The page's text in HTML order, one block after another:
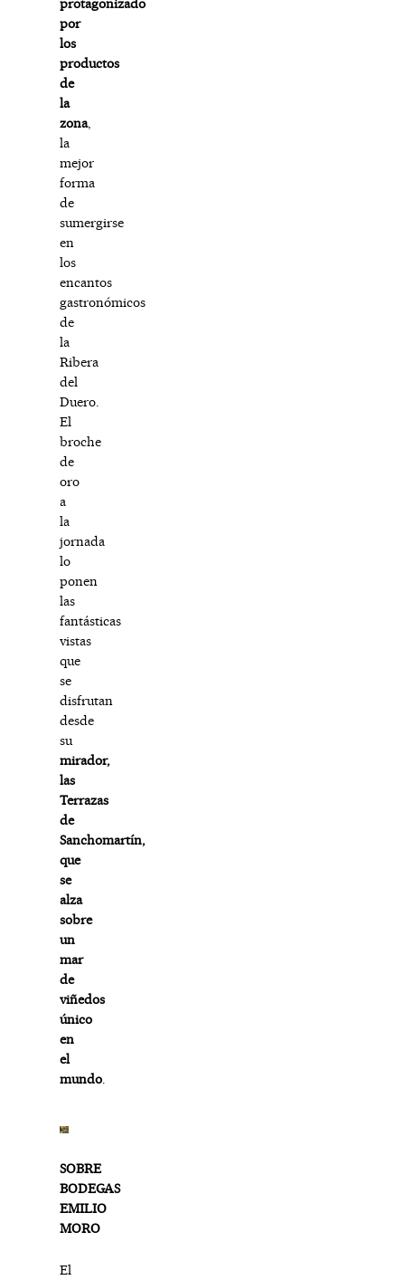
protagonizado
por
los
productos
de
la
zona,
la
mejor
forma
de
sumergirse
en
los
encantos
gastronómicos
de
la
Ribera
del
Duero.
El
broche
de
oro
a
la
jornada
lo
ponen
las
fantásticas
vistas
que
se
disfrutan
desde
su
mirador,
las
Terrazas
de
Sanchomartín,
que
se
alza
sobre
un
mar
de
viñedos
único
en
el
mundo.
SOBRE
BODEGAS
EMILIO
MORO
El